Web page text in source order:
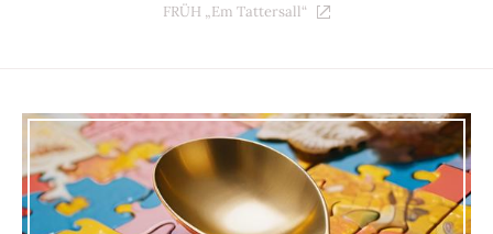
FRÜH „Em Tattersall“